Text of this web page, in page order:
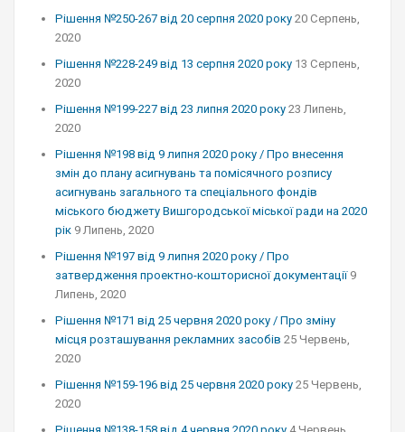
Рішення №250-267 від 20 серпня 2020 року 20 Серпень,
2020
Рішення №228-249 від 13 серпня 2020 року 13 Серпень,
2020
Рішення №199-227 від 23 липня 2020 року 23 Липень,
2020
Рішення №198 від 9 липня 2020 року / Про внесення
змін до плану асигнувань та помісячного розпису
асигнувань загального та спеціального фондів
міського бюджету Вишгородської міської ради на 2020
рік 9 Липень, 2020
Рішення №197 від 9 липня 2020 року / Про
затвердження проектно-кошторисної документації 9
Липень, 2020
Рішення №171 від 25 червня 2020 року / Про зміну
місця розташування рекламних засобів 25 Червень,
2020
Рішення №159-196 від 25 червня 2020 року 25 Червень,
2020